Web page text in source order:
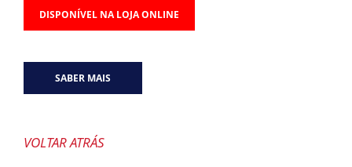
DISPONÍVEL NA LOJA ONLINE
SABER MAIS
VOLTAR ATRÁS